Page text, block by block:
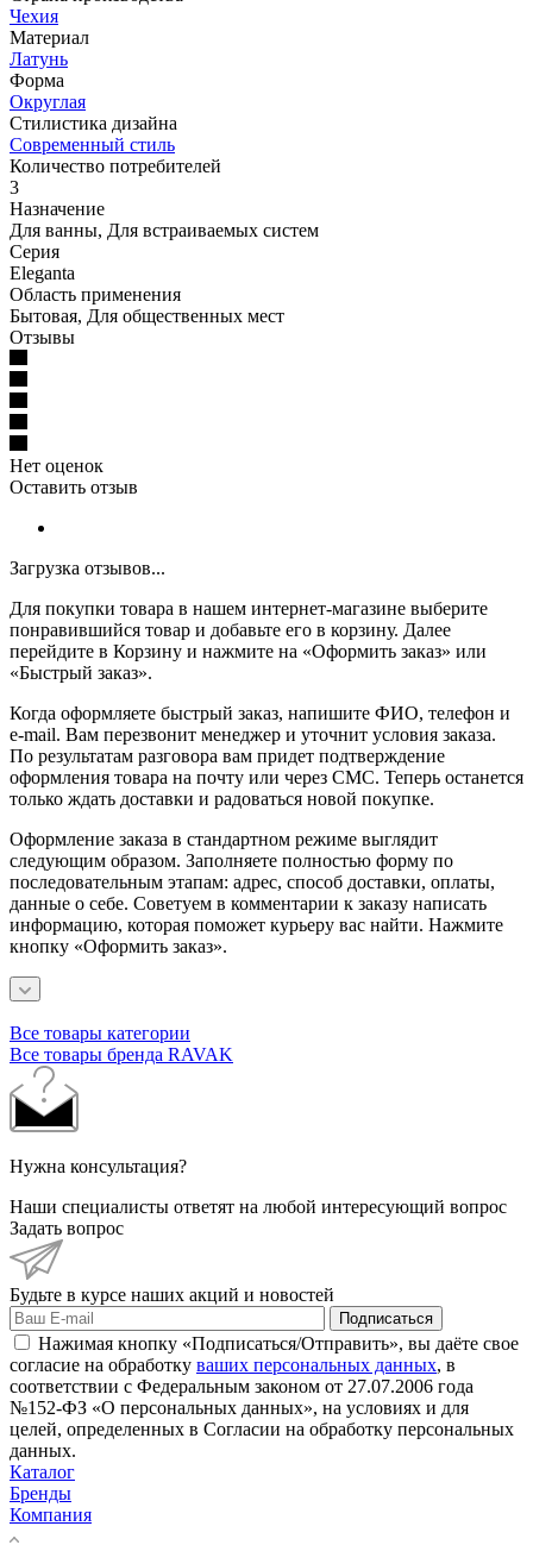
Чехия
Материал
Латунь
Форма
Округлая
Стилистика дизайна
Современный стиль
Количество потребителей
3
Назначение
Для ванны, Для встраиваемых систем
Серия
Eleganta
Область применения
Бытовая, Для общественных мест
Отзывы
Нет оценок
Оставить отзыв
Загрузка отзывов...
Для покупки товара в нашем интернет-магазине выберите
понравившийся товар и добавьте его в корзину. Далее
перейдите в Корзину и нажмите на «Оформить заказ» или
«Быстрый заказ».
Когда оформляете быстрый заказ, напишите ФИО, телефон и
e-mail. Вам перезвонит менеджер и уточнит условия заказа.
По результатам разговора вам придет подтверждение
оформления товара на почту или через СМС. Теперь останется
только ждать доставки и радоваться новой покупке.
Оформление заказа в стандартном режиме выглядит
следующим образом. Заполняете полностью форму по
последовательным этапам: адрес, способ доставки, оплаты,
данные о себе. Советуем в комментарии к заказу написать
информацию, которая поможет курьеру вас найти. Нажмите
кнопку «Оформить заказ».
Все товары категории
Все товары бренда RAVAK
Нужна консультация?
Наши специалисты ответят на любой интересующий вопрос
Задать вопрос
Будьте в курсе наших акций и новостей
Подписаться
Нажимая кнопку «Подписаться/Отправить», вы даёте свое
согласие на обработку ваших персональных данных, в
соответствии с Федеральным законом от 27.07.2006 года
№152-ФЗ «О персональных данных», на условиях и для
целей, определенных в Согласии на обработку персональных
данных.
Каталог
Бренды
Компания